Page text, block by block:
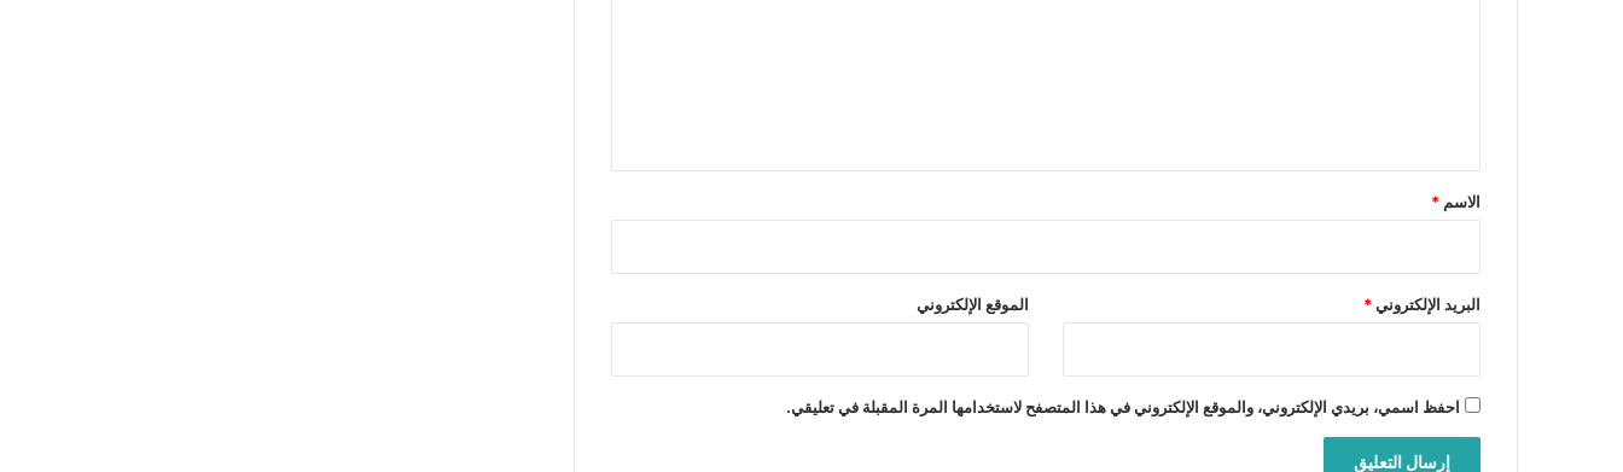
*
الاسم *
البريد الإلكتروني* الموقع الإلكتروني
احفظ اسمي، بريدي الإلكتروني، والموقع الإلكتروني في هذا المتصفح لاستخدامها المرة المقبلة في تعليقي.